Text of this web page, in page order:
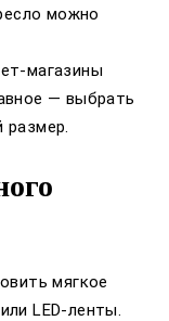
можно
магазины
— выбрать
размер.
мягкое
LED-ленты.